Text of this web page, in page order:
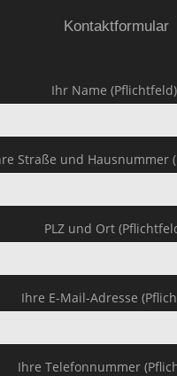
Kontaktformular
Ihr Name
Straße und Hausnummer
PLZ und Ort
Ihre E-Mail-Adresse
Ihre Telefonnummer